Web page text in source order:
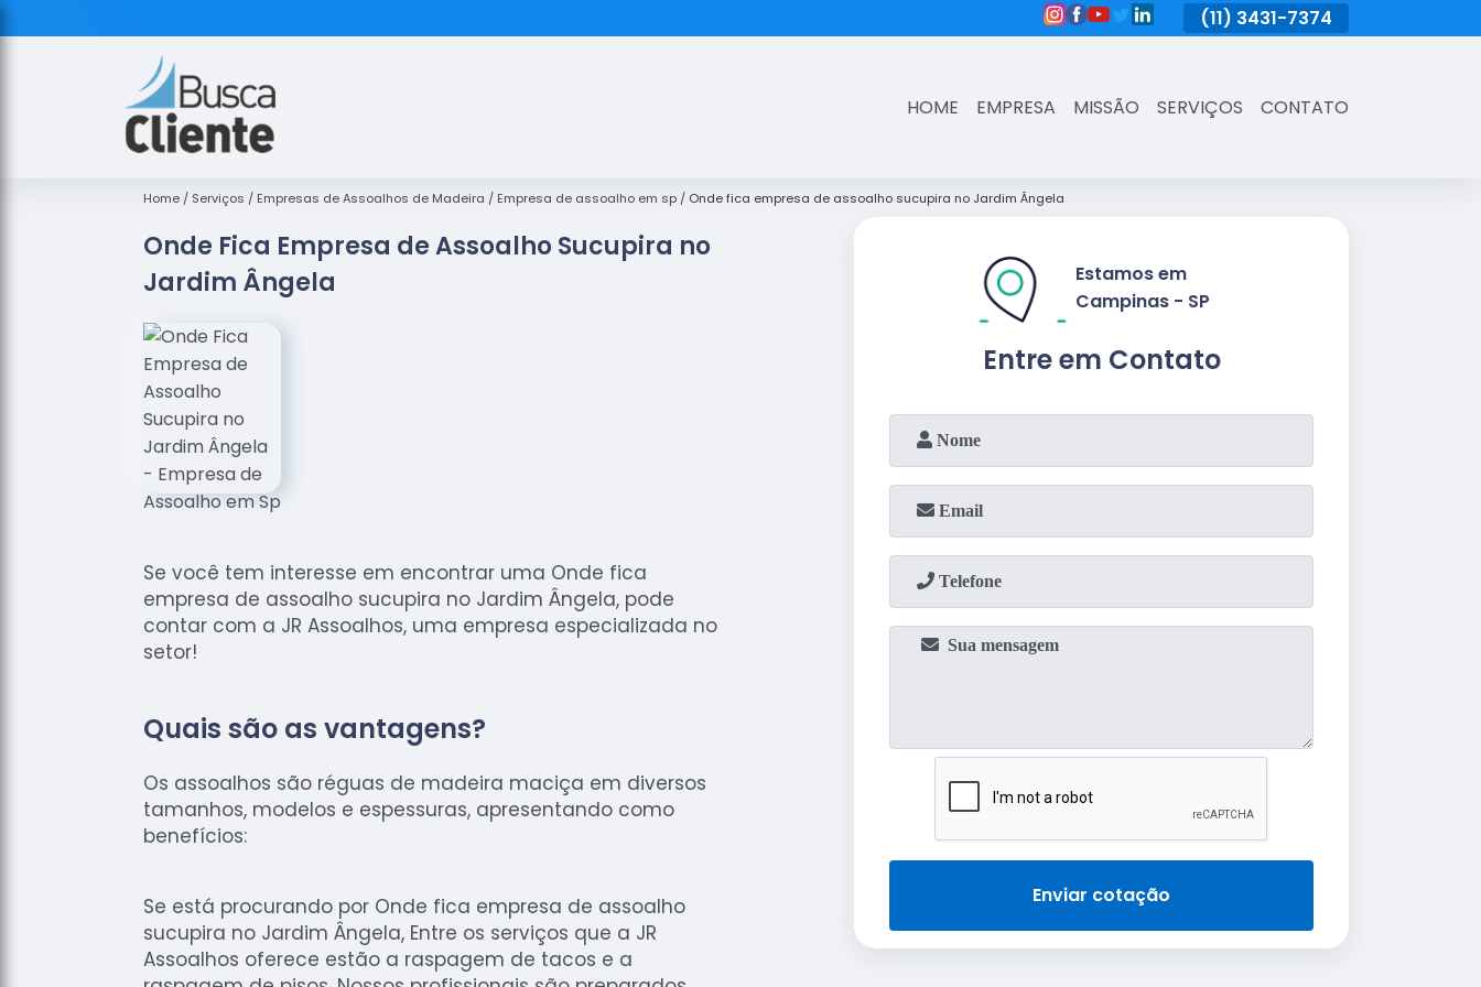
3431-7374 (11) 3431-7374
HOME EMPRESA MISSÃO SERVIÇOS CONTATO
Home Serviços Empresas de Assoalhos de Madeira Empresa de assoalho em sp Onde fica empresa de assoalho sucupira no Jardim Ângela
Onde Fica Empresa de Assoalho Sucupira no
Jardim Ângela
Se você tem interesse em encontrar uma Onde fica
empresa de assoalho sucupira no Jardim Ângela, pode
contar com a JR Assoalhos, uma empresa especializada no
setor!
Quais são as vantagens?
Os assoalhos são réguas de madeira maciça em diversos
tamanhos, modelos e espessuras, apresentando como
benefícios:
Se está procurando por Onde fica empresa de assoalho
sucupira no Jardim Ângela, Entre os serviços que a JR
Assoalhos oferece estão a raspagem de tacos e a
Entre em Contato
Estamos em
Campinas - SP
Enviar cotação